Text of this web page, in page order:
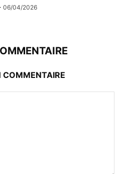
06/04/2026
COMMENTAIRE